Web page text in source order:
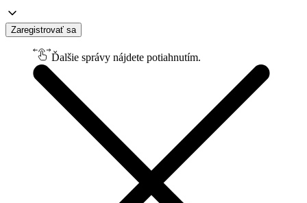
Zaregistrovať sa
Ďalšie správy nájdete potiahnutím.